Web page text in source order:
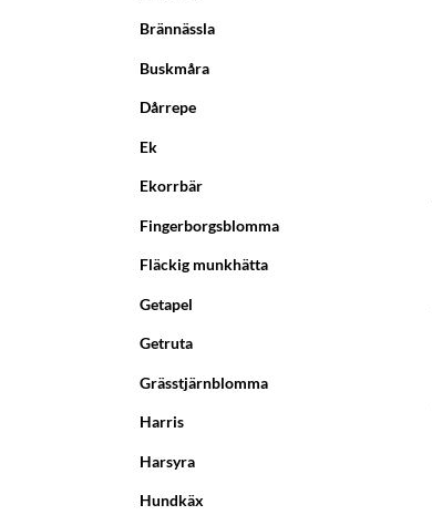
Brännässla
Buskmåra
Dårrepe
Ek
Ekorrbär
Fingerborgsblomma
Fläckig munkhätta
Getapel
Getruta
Grässtjärnblomma
Harris
Harsyra
Hundkäx